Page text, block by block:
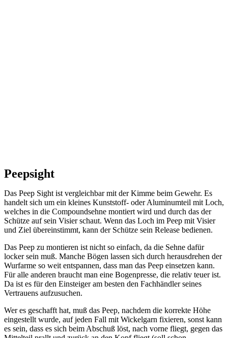
Peepsight
Das Peep Sight ist vergleichbar mit der Kimme beim Gewehr. Es
handelt sich um ein kleines Kunststoff- oder Aluminumteil mit Loch,
welches in die Compoundsehne montiert wird und durch das der
Schütze auf sein Visier schaut. Wenn das Loch im Peep mit Visier
und Ziel übereinstimmt, kann der Schütze sein Release bedienen.
Das Peep zu montieren ist nicht so einfach, da die Sehne dafür
locker sein muß. Manche Bögen lassen sich durch herausdrehen der
Wurfarme so weit entspannen, dass man das Peep einsetzen kann.
Für alle anderen braucht man eine Bogenpresse, die relativ teuer ist.
Da ist es für den Einsteiger am besten den Fachhändler seines
Vertrauens aufzusuchen.
Wer es geschafft hat, muß das Peep, nachdem die korrekte Höhe
eingestellt wurde, auf jeden Fall mit Wickelgarn fixieren, sonst kann
es sein, dass es sich beim Abschuß löst, nach vorne fliegt, gegen das